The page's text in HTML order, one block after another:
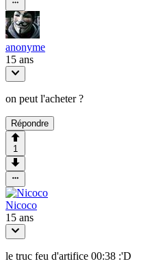
anonyme
15 ans
on peut l'acheter ?
Répondre
1
Nicoco
15 ans
le truc feu d'artifice 00:38 :'D